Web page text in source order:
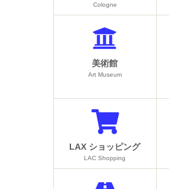
Cologne
美術館
Art Museum
LAX ショッピング
LAC Shopping